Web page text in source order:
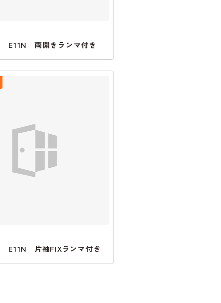
E11N 両開きランマ付き
E11N 片袖FIXランマ付き